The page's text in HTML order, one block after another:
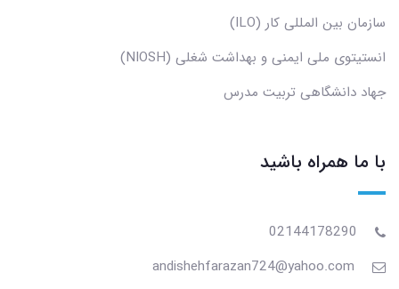
سازمان بین المللی کار (ILO)
انستیتوی ملی ایمنی و بهداشت شغلی (NIOSH)
جهاد دانشگاهی تربیت مدرس
با ما همراه باشید
02144178290
andishehfarazan724@yahoo.com